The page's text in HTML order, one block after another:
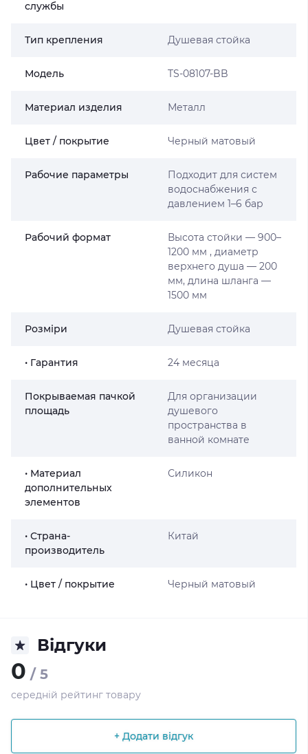
службы
Тип крепления Душевая стойка
Мoдель TS-08107-BB
Материал изделия Металл
Цвет / покрытие Черный матовый
Рабочие параметры
Подходит для систем
водоснабжения с
давлением 1–6 бар
Рабочий формат
Высота стойки — 900–
1200 мм , диаметр
верхнего душа — 200
мм, длина шланга —
1500 мм
Розміри Душевая стойка
• Гарантия 24 месяца
Покрываемая пачкой
площадь
Для организации
душевого
пространства в
ванной комнате
• Материал
дополнительных
элементов
Силикон
• Страна-
производитель
Китай
• Цвет / покрытие Черный матовый
Відгуки
0 / 5
середній рейтинг товару
+ Додати відгук